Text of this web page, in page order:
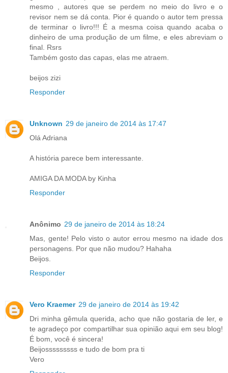
mesmo , autores que se perdem no meio do livro e o
revisor nem se dá conta. Pior é quando o autor tem pressa
de terminar o livro!!! É a mesma coisa quando acaba o
dinheiro de uma produção de um filme, e eles abreviam o
final. Rsrs
Também gosto das capas, elas me atraem.
beijos zizi
Responder
Unknown 29 de janeiro de 2014 às 17:47
Olá Adriana
A história parece bem interessante.
AMIGA DA MODA by Kinha
Responder
Anônimo 29 de janeiro de 2014 às 18:24
Mas, gente! Pelo visto o autor errou mesmo na idade dos
personagens. Por que não mudou? Hahaha
Beijos.
Responder
Vero Kraemer 29 de janeiro de 2014 às 19:42
Dri minha gêmula querida, acho que não gostaria de ler, e
te agradeço por compartilhar sua opinião aqui em seu blog!
É bom, você é sincera!
Beijosssssssss e tudo de bom pra ti
Vero